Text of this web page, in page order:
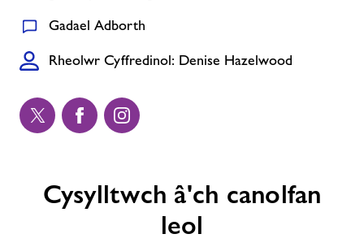
Ynghylch Freedom Leisure
Gadael Adborth
Rheolwr Cyffredinol: Denise Hazelwood
Cysylltwch â'ch canolfan
leol